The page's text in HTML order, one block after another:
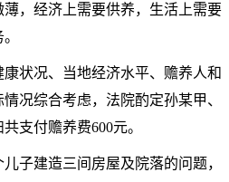
，经济上需要供养，生活上需要
况、当地经济水平、赡养人和
况综合考虑，法院酌定孙某甲、
支付赡养费600元。
建造三间房屋及院落的问题，